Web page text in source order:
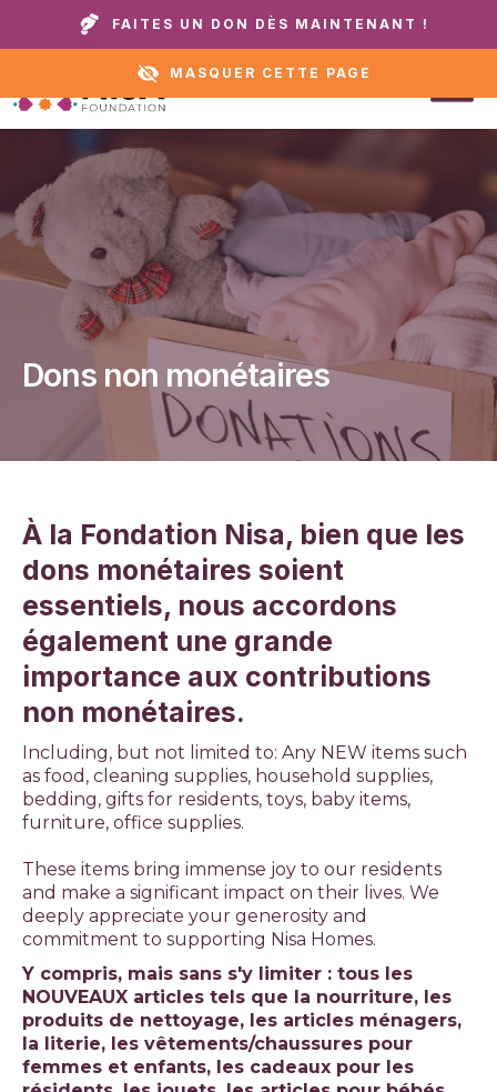
Appelez notre domicile ou notre service
d'assistance :
+1 888 711
FAITES UN DON DÈS MAINTENANT !
MASQUER CETTE PAGE
Dons non monétaires
À la Fondation Nisa, bien que les
dons monétaires soient
essentiels, nous accordons
également une grande
importance aux contributions
non monétaires.
Including, but not limited to: Any NEW items such
as food, cleaning supplies, household supplies,
bedding, gifts for residents, toys, baby items,
furniture, office supplies.
These items bring immense joy to our residents
and make a significant impact on their lives. We
deeply appreciate your generosity and
commitment to supporting Nisa Homes.
Y compris, mais sans s'y limiter : tous les
NOUVEAUX articles tels que la nourriture, les
produits de nettoyage, les articles ménagers,
la literie, les vêtements/chaussures pour
femmes et enfants, les cadeaux pour les